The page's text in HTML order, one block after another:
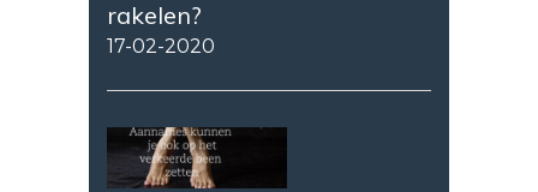
rakelen?
17-02-2020